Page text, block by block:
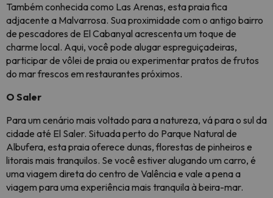
Também conhecida como Las Arenas, esta praia fica
adjacente a Malvarrosa. Sua proximidade com o antigo bairro
de pescadores de El Cabanyal acrescenta um toque de
charme local. Aqui, você pode alugar espreguiçadeiras,
participar de vôlei de praia ou experimentar pratos de frutos
do mar frescos em restaurantes próximos.
O Saler
Para um cenário mais voltado para a natureza, vá para o sul da
cidade até El Saler. Situada perto do Parque Natural de
Albufera, esta praia oferece dunas, florestas de pinheiros e
litorais mais tranquilos. Se você estiver alugando um carro, é
uma viagem direta do centro de Valência e vale a pena a
viagem para uma experiência mais tranquila à beira-mar.